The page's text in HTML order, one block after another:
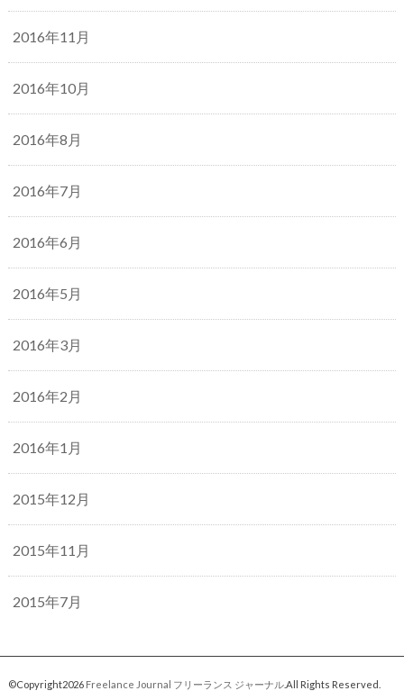
2016年11月
2016年10月
2016年8月
2016年7月
2016年6月
2016年5月
2016年3月
2016年2月
2016年1月
2015年12月
2015年11月
2015年7月
©Copyright2026 Freelance Journal フリーランス ジャーナル.All Rights Reserved.